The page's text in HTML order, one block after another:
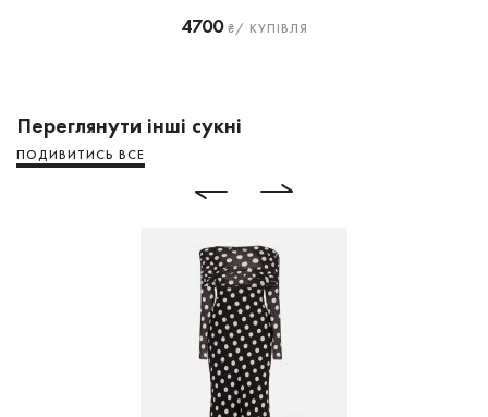
4700₴/ КУПІВЛЯ
Переглянути інші сукні
ПОДИВИТИСЬ ВСЕ